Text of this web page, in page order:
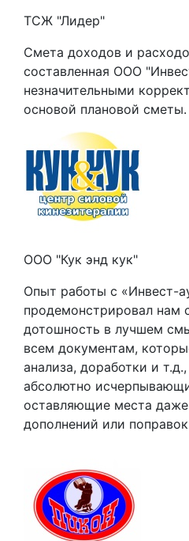
ТСЖ "Лидер"
Смета доходов и
составленная ООО
незначительными
основой плановой сметы.
ООО "Кук энд кук"
Опыт работы с «Инвест-
продемонстрировал нам
дотошность в лучшем
всем документам,
анализа, доработки и
абсолютно
оставляющие места
дополнений или